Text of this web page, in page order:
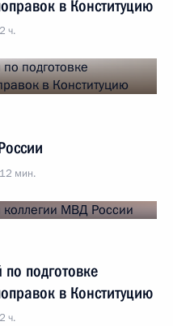
в Конституцию
ч.
мин.
подготовке
в Конституцию
ч.